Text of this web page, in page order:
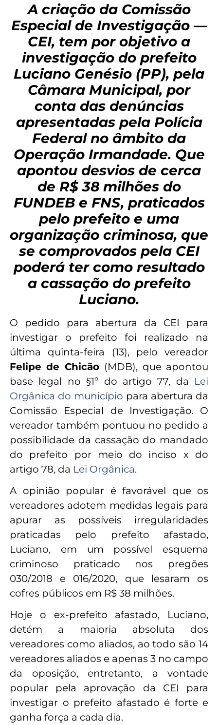
A criação da Comissão
Especial de Investigação —
CEI, tem por objetivo a
investigação do prefeito
Luciano Genésio (PP), pela
Câmara Municipal, por
conta das denúncias
apresentadas pela Polícia
Federal no âmbito da
Operação Irmandade. Que
apontou desvios de cerca
de R$ 38 milhões do
FUNDEB e FNS, praticados
pelo prefeito e uma
organização criminosa, que
se comprovados pela CEI
poderá ter como resultado
a cassação do prefeito
Luciano.
O pedido para abertura da CEI para
investigar o prefeito foi realizado na
última quinta-feira (13), pelo vereador
Felipe de Chicão (MDB), que apontou
base legal no §1º do artigo 77, da Lei
Orgânica do município para abertura da
Comissão Especial de Investigação. O
vereador também pontuou no pedido a
possibilidade da cassação do mandado
do prefeito por meio do inciso x do
artigo 78, da Lei Orgânica.
A opinião popular é favorável que os
vereadores adotem medidas legais para
apurar as possíveis irregularidades
praticadas pelo prefeito afastado,
Luciano, em um possível esquema
criminoso praticado nos pregões
030/2018 e 016/2020, que lesaram os
cofres públicos em R$ 38 milhões.
Hoje o ex-prefeito afastado, Luciano,
detém a maioria absoluta dos
vereadores como aliados, ao todo são 14
vereadores aliados e apenas 3 no campo
da oposição, entretanto, a vontade
popular pela aprovação da CEI para
investigar o prefeito afastado é forte e
ganha força a cada dia.